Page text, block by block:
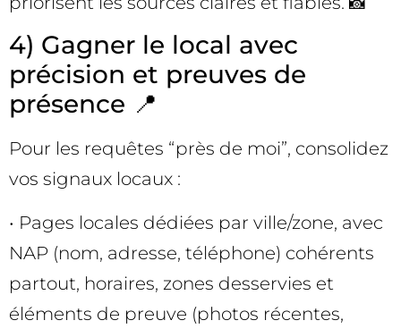
4) Gagner le local avec
précision et preuves de
présence 📍
Pour les requêtes “près de moi”, consolidez
vos signaux locaux :
• Pages locales dédiées par ville/zone, avec
NAP (nom, adresse, téléphone) cohérents
partout, horaires, zones desservies et
éléments de preuve (photos récentes,